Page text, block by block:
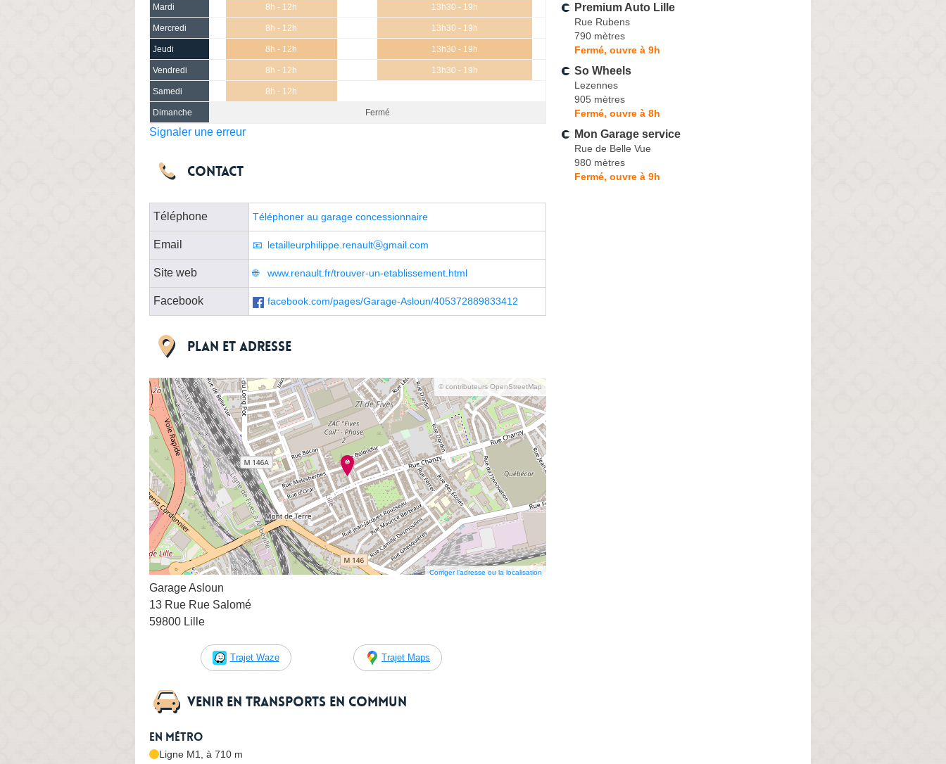
Mardi 8h - 12h 13h30 - 19h
Mercredi 8h - 12h 13h30 - 19h
Jeudi 8h - 12h 13h30 - 19h
Vendredi 8h - 12h 13h30 - 19h
Samedi 8h - 12h
Dimanche Fermé
Signaler une erreur
Contact
Téléphone Téléphoner au garage concessionnaire
Email letailleurphilippe.renaultⓐgmail.com
Site web www.renault.fr/trouver-un-etablissement.html
Facebook facebook.com/pages/Garage-Asloun/405372889833412
Plan et adresse
© contributeurs OpenStreetMap
Corriger l’adresse ou la localisation
Garage Asloun
13 Rue Rue Salomé
59800 Lille
Trajet Waze Trajet Maps
Venir en transports en commun
En métro
Ligne M1, à 710 m
Premium Auto Lille
Rue Rubens
790 mètres
Fermé, ouvre à 9h
So Wheels
Lezennes
905 mètres
Fermé, ouvre à 8h
Mon Garage service
Rue de Belle Vue
980 mètres
Fermé, ouvre à 9h